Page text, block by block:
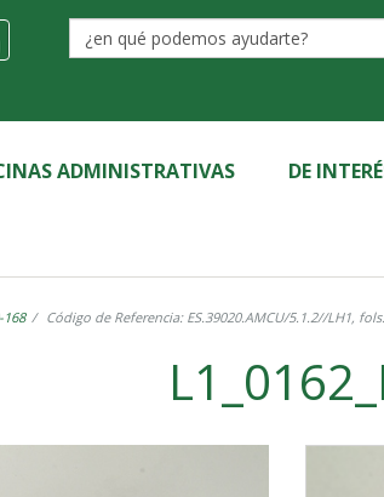
ADMINISTRATIVAS DE
168 Código de Referencia: ES.39020.AMCU/5.1.2//LH1,